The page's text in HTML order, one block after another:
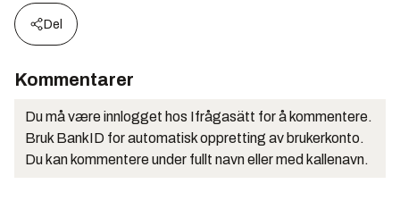
Del
Kommentarer
Du må være innlogget hos Ifrågasätt for å kommentere.
Bruk BankID for automatisk oppretting av brukerkonto.
Du kan kommentere under fullt navn eller med kallenavn.